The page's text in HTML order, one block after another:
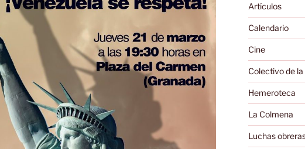
Artículos
Calendario
Cine
Colectivo de la
Hemeroteca
La Colmena
Luchas